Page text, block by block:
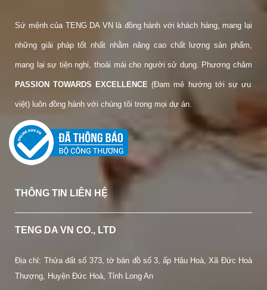
Sứ mệnh của TENG DA VN là đồng hành với khách hàng, mang lại
những giải pháp tốt nhất nhằm nâng cao chất lượng sản phẩm,
mang lại sự tiện nghi, thoải mái cho người sử dụng. Phương châm
PASSION TOWARDS EXCELLENCE (Đam mê hướng tới sự ưu
việt) luôn đồng hành với chúng tôi trong mọi dự án.
THÔNG TIN LIÊN HỆ
TENG DA VN CO., LTD
Địa chỉ: Thửa đất số 373, tờ bản đồ số 3, ấp Hậu Hoà, Xã Đức Hoà
Thượng, Huyện Đức Hoà, Tỉnh Long An